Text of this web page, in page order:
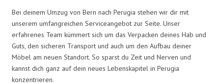
Bei deinem Umzug von Bern nach Perugia stehen wir dir mit
unserem umfangreichen Serviceangebot zur Seite. Unser
erfahrenes Team kümmert sich um das Verpacken deines Hab und
Guts, den sicheren Transport und auch um den Aufbau deiner
Möbel am neuen Standort. So sparst du Zeit und Nerven und
kannst dich ganz auf dein neues Lebenskapitel in Perugia
konzentrieren.